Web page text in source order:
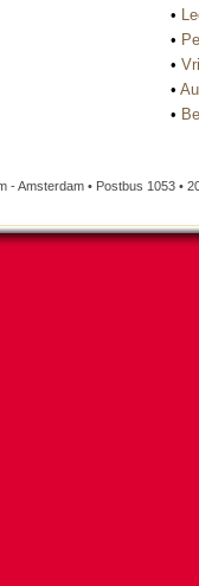
•
•
•
•
•
- Amsterdam • Postbus 1053 •